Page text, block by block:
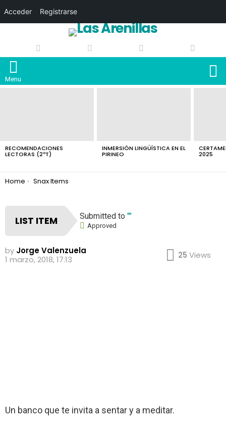
Menu
RECOMENDACIONES
LECTORAS (2ºT)
INMERSIÓN LINGÜÍSTICA EN EL
PIRINEO 2025
You are here:
Home Snax Items
LIST ITEM Submitted to ""
Approved
by Jorge Valenzuela
1 marzo, 2018, 17:13
25 Views
Un banco que te invita a sentar y a meditar.
Acceder Registrarse